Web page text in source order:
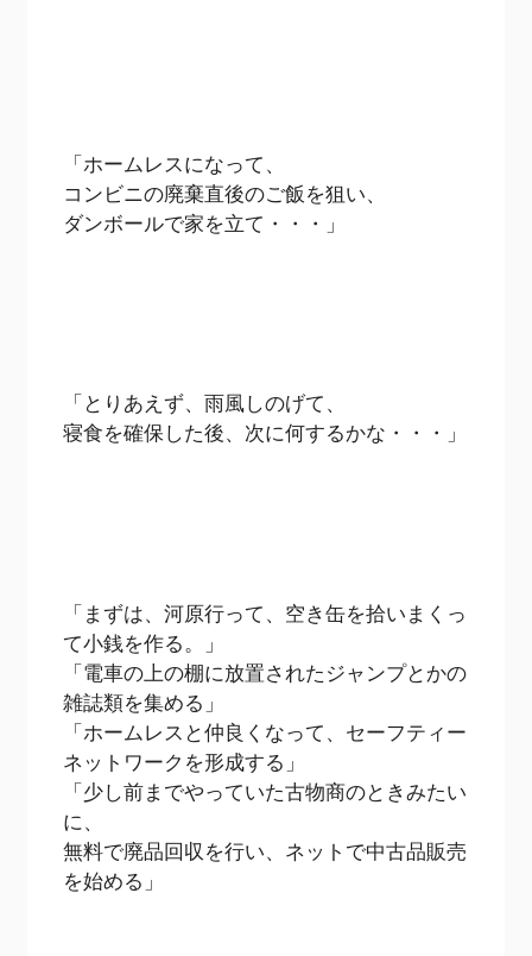
「ホームレスになって、
コンビニの廃棄直後のご飯を狙い、
ダンボールで家を立て・・・」
「とりあえず、雨風しのげて、
寝食を確保した後、次に何するかな・・・」
「まずは、河原行って、空き缶を拾いまくっ
て小銭を作る。」
「電車の上の棚に放置されたジャンプとかの
雑誌類を集める」
「ホームレスと仲良くなって、セーフティー
ネットワークを形成する」
「少し前までやっていた古物商のときみたい
に、
無料で廃品回収を行い、ネットで中古品販売
を始める」